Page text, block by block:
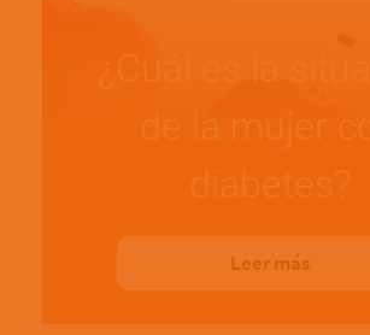
de la mujer
diabetes?
Leer más